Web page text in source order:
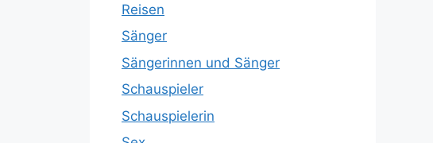
Reisen
Sänger
Sängerinnen und Sänger
Schauspieler
Schauspielerin